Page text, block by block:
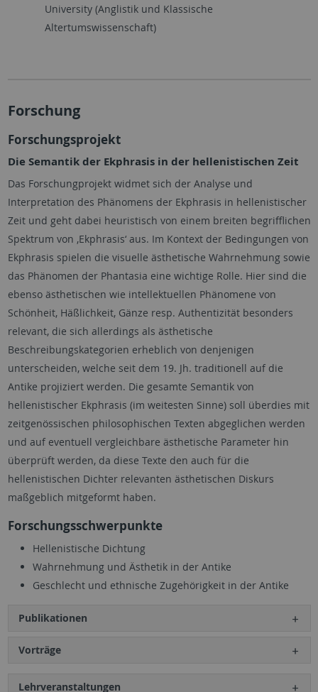
University (Anglistik und Klassische
Altertumswissenschaft)
Forschung
Forschungsprojekt
Die Semantik der Ekphrasis in der hellenistischen Zeit
Das Forschungprojekt widmet sich der Analyse und
Interpretation des Phänomens der Ekphrasis in hellenistischer
Zeit und geht dabei heuristisch von einem breiten begrifflichen
Spektrum von ,Ekphrasis‘ aus. Im Kontext der Bedingungen von
Ekphrasis spielen die visuelle ästhetische Wahrnehmung sowie
das Phänomen der Phantasia eine wichtige Rolle. Hier sind die
ebenso ästhetischen wie intellektuellen Phänomene von
Schönheit, Häßlichkeit, Gänze resp. Authentizität besonders
relevant, die sich allerdings als ästhetische
Beschreibungskategorien erheblich von denjenigen
unterscheiden, welche seit dem 19. Jh. traditionell auf die
Antike projiziert werden. Die gesamte Semantik von
hellenistischer Ekphrasis (im weitesten Sinne) soll überdies mit
zeitgenössischen philosophischen Texten abgeglichen werden
und auf eventuell vergleichbare ästhetische Parameter hin
überprüft werden, da diese Texte den auch für die
hellenistischen Dichter relevanten ästhetischen Diskurs
maßgeblich mitgeformt haben.
Forschungsschwerpunkte
Hellenistische Dichtung
Wahrnehmung und Ästhetik in der Antike
Geschlecht und ethnische Zugehörigkeit in der Antike
Publikationen
Vorträge
Lehrveranstaltungen